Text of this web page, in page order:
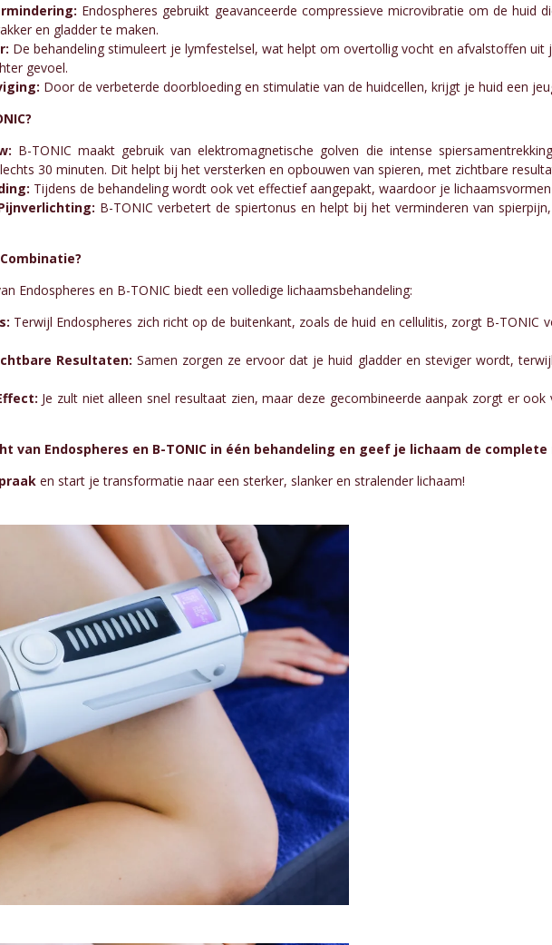
Endospheres gebruikt geavanceerde compressieve microvibratie om de huid
en gladder te maken.
De behandeling stimuleert je lymfestelsel, wat helpt om overtollig vocht en afvalstoffen uit
gevoel.
Door de verbeterde doorbloeding en stimulatie van de huidcellen, krijgt je huid een
B-TONIC maakt gebruik van elektromagnetische golven die intense
30 minuten. Dit helpt bij het versterken en opbouwen van spieren, met zichtbare
Tijdens de behandeling wordt ook vet effectief aangepakt, waardoor je
B-TONIC verbetert de spiertonus en helpt bij het verminderen van
Endospheres en B-TONIC biedt een volledige lichaamsbehandeling:
Terwijl Endospheres zich richt op de buitenkant, zoals de huid en cellulitis, zorgt B-TONIC
Resultaten: Samen zorgen ze ervoor dat je huid gladder en steviger wordt,
Je zult niet alleen snel resultaat zien, maar deze gecombineerde aanpak zorgt er
van Endospheres en B-TONIC in één behandeling en geef je lichaam de
en start je transformatie naar een sterker, slanker en stralender lichaam!